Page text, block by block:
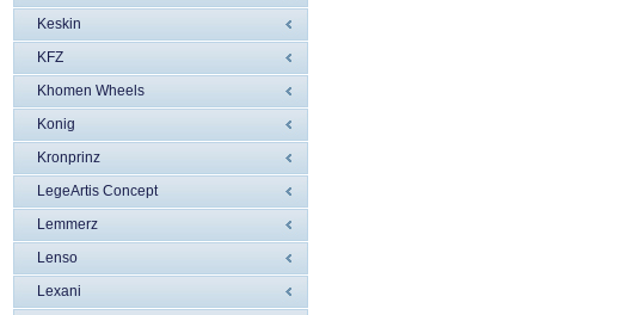
Keskin
KFZ
Khomen Wheels
Konig
Kronprinz
LegeArtis Concept
Lemmerz
Lenso
Lexani